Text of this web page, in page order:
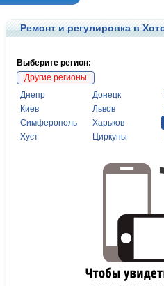
Ремонт и регулировка в
Выберите регион:
Другие регионы
Днепр
Донецк
Киев
Львов
Симферополь
Харьков
Хуст
Циркуны